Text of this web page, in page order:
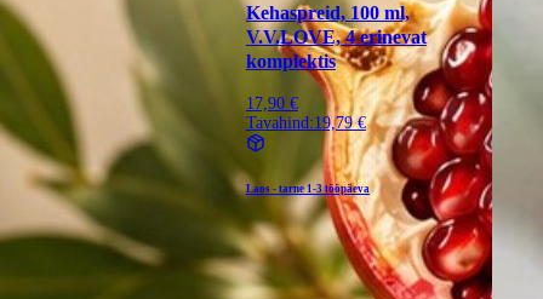
Kehaspreid, 100 ml,
V.V.LOVE, 4 erinevat
komplektis
17,90 €
Tavahind:19,79 €
Laos - tarne1-3 tööpäeva